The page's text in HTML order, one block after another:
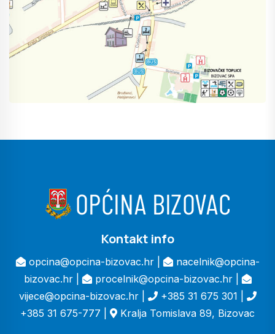
Kontakt info
opcina@opcina-bizovac.hr |
nacelnik@opcina-
bizovac.hr |
procelnik@opcina-bizovac.hr |
vijece@opcina-bizovac.hr |
+385 31 675 301 |
+385 31 675-777 |
Kralja Tomislava 89, Bizovac